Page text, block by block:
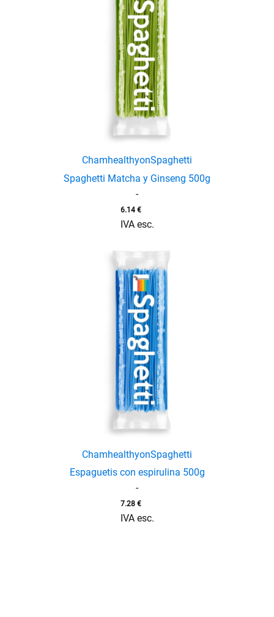
ChamhealthyonSpaghetti
Spaghetti Matcha y Ginseng 500g
-
6.14 €
IVA esc.
ChamhealthyonSpaghetti
Espaguetis con espirulina 500g
-
7.28 €
IVA esc.